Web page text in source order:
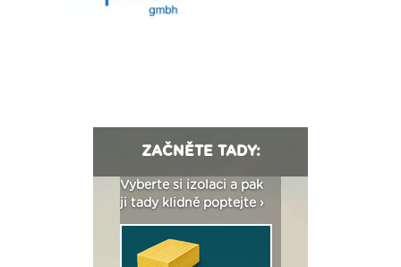
ZAČNĚTE TADY:
Vyberte si izolaci a pak
ji tady klidně poptejte ›